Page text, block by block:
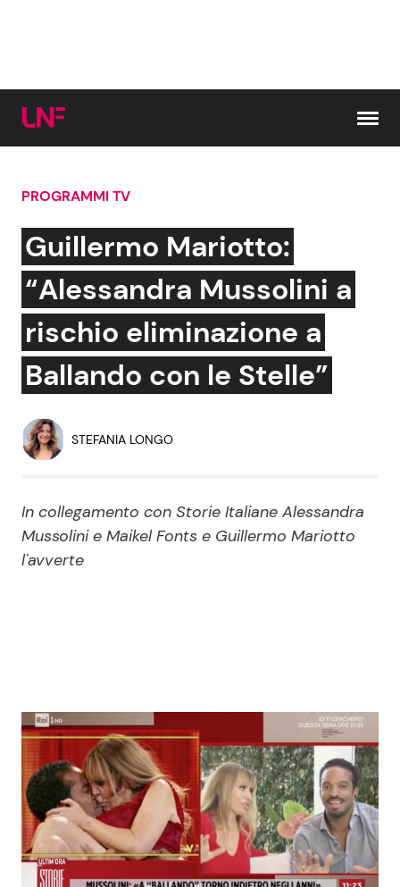
Cerca:
News e Cronaca
Attualità Italiana
Dal Mondo
Economia
Persone Scomparse
Politica
Gossip e TV
Bellezze VIP
Coppie VIP
Reality e Talent
News Musica
News Spettacolo
Benessere
Casa
Cucina e Ricette
Consigli di Cucina
PROGRAMMI TV
Guillermo Mariotto:
“Alessandra Mussolini a
rischio eliminazione a
Ballando con le Stelle”
STEFANIA LONGO
In collegamento con Storie Italiane Alessandra
Mussolini e Maikel Fonts e Guillermo Mariotto
l'avverte